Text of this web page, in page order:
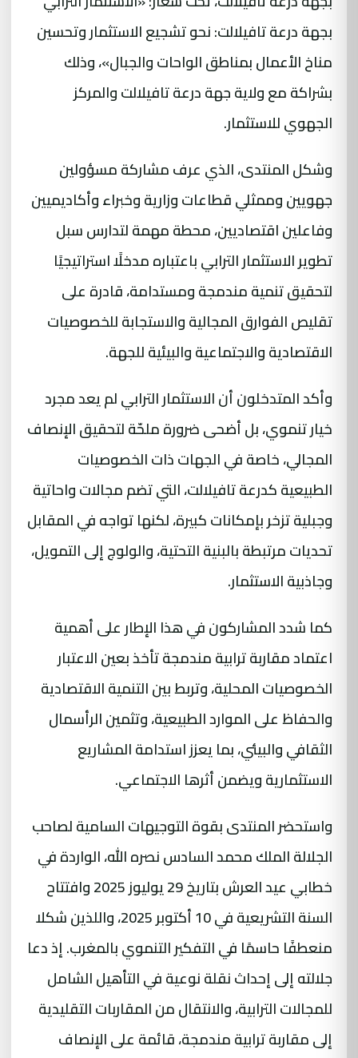
بجهة درعة تافيلالت: نحو تشجيع الاستثمار وتحسين
مناخ الأعمال بمناطق الواحات والجبال»، وذلك
بشراكة مع ولاية جهة درعة تافيلالت والمركز
الجهوي للاستثمار.
وشكل المنتدى، الذي عرف مشاركة مسؤولين
جهويين وممثلي قطاعات وزارية وخبراء وأكاديميين
وفاعلين اقتصاديين، محطة مهمة لتدارس سبل
تطوير الاستثمار الترابي باعتباره مدخلًا استراتيجيًا
لتحقيق تنمية مندمجة ومستدامة، قادرة على
تقليص الفوارق المجالية والاستجابة للخصوصيات
الاقتصادية والاجتماعية والبيئية للجهة.
وأكد المتدخلون أن الاستثمار الترابي لم يعد مجرد
خيار تنموي، بل أضحى ضرورة ملحّة لتحقيق الإنصاف
المجالي، خاصة في الجهات ذات الخصوصيات
الطبيعية كدرعة تافيلالت، التي تضم مجالات واحاتية
وجبلية تزخر بإمكانات كبيرة، لكنها تواجه في المقابل
تحديات مرتبطة بالبنية التحتية، والولوج إلى التمويل،
وجاذبية الاستثمار.
كما شدد المشاركون في هذا الإطار على أهمية
اعتماد مقاربة ترابية مندمجة تأخذ بعين الاعتبار
الخصوصيات المحلية، وتربط بين التنمية الاقتصادية
والحفاظ على الموارد الطبيعية، وتثمين الرأسمال
الثقافي والبيئي، بما يعزز استدامة المشاريع
الاستثمارية ويضمن أثرها الاجتماعي.
واستحضر المنتدى بقوة التوجيهات السامية لصاحب
الجلالة الملك محمد السادس نصره الله، الواردة في
خطابي عيد العرش بتاريخ 29 يوليوز 2025 وافتتاح
السنة التشريعية في 10 أكتوبر 2025، واللذين شكلا
منعطفًا حاسمًا في التفكير التنموي بالمغرب. إذ دعا
جلالته إلى إحداث نقلة نوعية في التأهيل الشامل
للمجالات الترابية، والانتقال من المقاربات التقليدية
إلى مقاربة ترابية مندمجة، قائمة على الإنصاف